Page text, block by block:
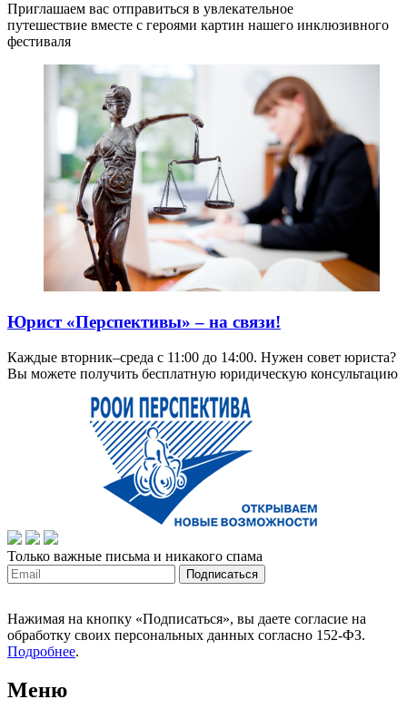
Приглашаем вас отправиться в увлекательное
путешествие вместе с героями картин нашего инклюзивного
фестиваля
Юрист «Перспективы» – на связи!
Каждые вторник–среда с 11:00 до 14:00. Нужен совет юриста?
Вы можете получить бесплатную юридическую консультацию
Только важные письма и никакого спама
Нажимая на кнопку «Подписаться», вы даете согласие на
обработку своих персональных данных согласно 152-ФЗ.
Подробнее.
Меню